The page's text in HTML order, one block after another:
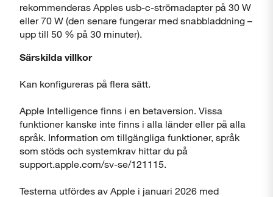
rekommenderas Apples usb-c-strömadapter på 30 W
eller 70 W (den senare fungerar med snabbladdning –
upp till 50 % på 30 minuter).
Särskilda villkor
Kan konfigureras på flera sätt.
Apple Intelligence finns i en betaversion. Vissa
funktioner kanske inte finns i alla länder eller på alla
språk. Information om tillgängliga funktioner, språk
som stöds och systemkrav hittar du på
support.apple.com/sv-se/121115.
Testerna utfördes av Apple i januari 2026 med